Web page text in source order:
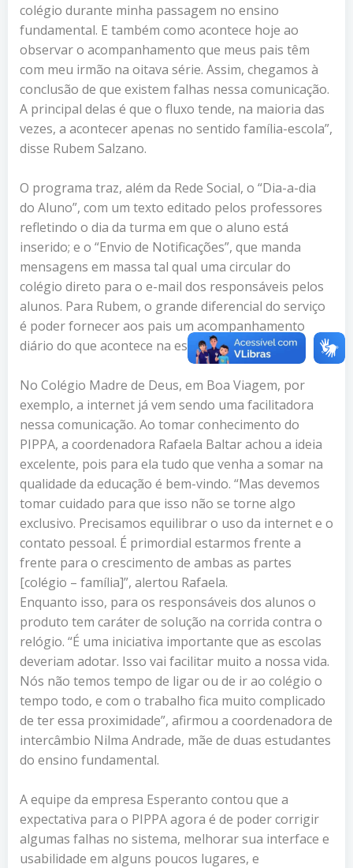
colégio durante minha passagem no ensino
fundamental. E também como acontece hoje ao
observar o acompanhamento que meus pais têm
com meu irmão na oitava série. Assim, chegamos à
conclusão de que existem falhas nessa comunicação.
A principal delas é que o fluxo tende, na maioria das
vezes, a acontecer apenas no sentido família-escola”,
disse Rubem Salzano.
O programa traz, além da Rede Social, o “Dia-a-dia
do Aluno”, com um texto editado pelos professores
refletindo o dia da turma em que o aluno está
inserido; e o “Envio de Notificações”, que manda
mensagens em massa tal qual uma circular do
colégio direto para o e-mail dos responsáveis pelos
alunos. Para Rubem, o grande diferencial do serviço
é poder fornecer aos pais um acompanhamento
diário do que acontece na escola de seu filho.
No Colégio Madre de Deus, em Boa Viagem, por
exemplo, a internet já vem sendo uma facilitadora
nessa comunicação. Ao tomar conhecimento do
PIPPA, a coordenadora Rafaela Baltar achou a ideia
excelente, pois para ela tudo que venha a somar na
qualidade da educação é bem-vindo. “Mas devemos
tomar cuidado para que isso não se torne algo
exclusivo. Precisamos equilibrar o uso da internet e o
contato pessoal. É primordial estarmos frente a
frente para o crescimento de ambas as partes
[colégio – família]”, alertou Rafaela.
Enquanto isso, para os responsáveis dos alunos o
produto tem caráter de solução na corrida contra o
relógio. “É uma iniciativa importante que as escolas
deveriam adotar. Isso vai facilitar muito a nossa vida.
Nós não temos tempo de ligar ou de ir ao colégio o
tempo todo, e com o trabalho fica muito complicado
de ter essa proximidade”, afirmou a coordenadora de
intercâmbio Nilma Andrade, mãe de duas estudantes
do ensino fundamental.
A equipe da empresa Esperanto contou que a
expectativa para o PIPPA agora é de poder corrigir
algumas falhas no sistema, melhorar sua interface e
usabilidade em alguns poucos lugares, e